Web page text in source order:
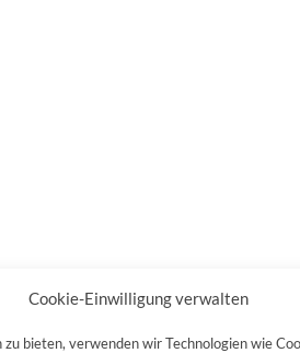
Cookie-Einwilligung verwalten
bieten, verwenden wir Technologien wie